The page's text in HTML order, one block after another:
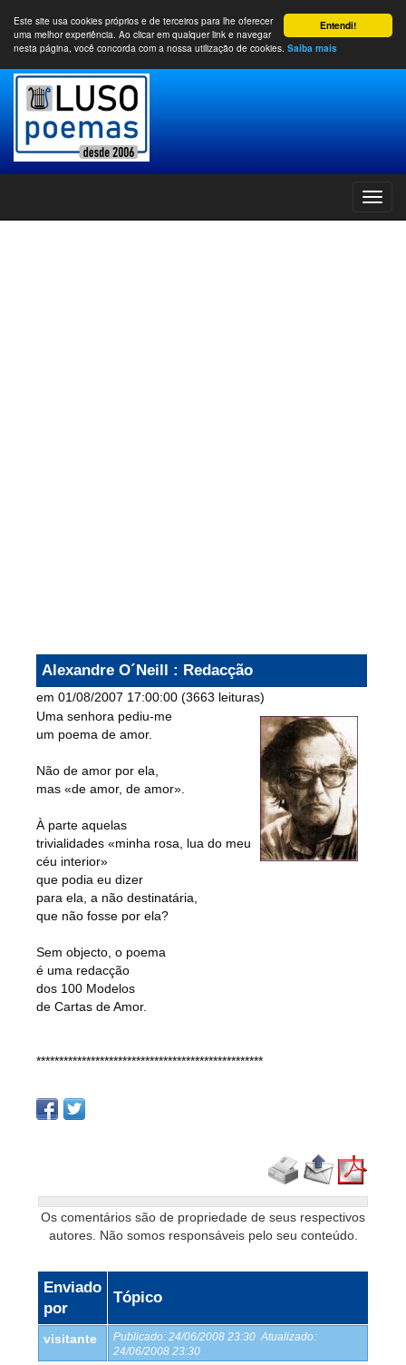
Entendi!
Este site usa cookies próprios e de terceiros para lhe oferecer
uma melhor experiência. Ao clicar em qualquer link e navegar
nesta página, você concorda com a nossa utilização de cookies. Saiba mais
Alexandre O´Neill : Redacção
em 01/08/2007 17:00:00 (3663 leituras)
Uma senhora pediu-me
um poema de amor.
Não de amor por ela,
mas «de amor, de amor».
À parte aquelas
trivialidades «minha rosa, lua do meu
céu interior»
que podia eu dizer
para ela, a não destinatária,
que não fosse por ela?
Sem objecto, o poema
é uma redacção
dos 100 Modelos
de Cartas de Amor.
**************************************************
Os comentários são de propriedade de seus respectivos
autores. Não somos responsáveis pelo seu conteúdo.
Enviado
por
Tópico
visitante Publicado: 24/06/2008 23:30 Atualizado:
24/06/2008 23:30